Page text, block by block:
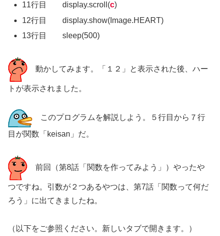
11行目 display.scroll(c)
12行目 display.show(Image.HEART)
13行目 sleep(500)
動かしてみます。「１２」と表示された後、ハー
トが表示されました。
このプログラムを解説しよう。５行目から７行
目が関数「keisan」だ。
前回（第8話「関数を作ってみよう」）やったや
つですね。引数が２つあるやつは、第7話「関数って何だ
ろう」に出てきましたね。
（以下をご参照ください。新しいタブで開きます。）